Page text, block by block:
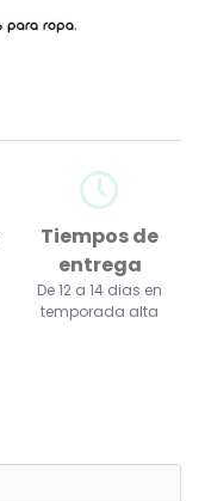
Tiempos de
entrega
De 12 a 14 dias en
temporada alta